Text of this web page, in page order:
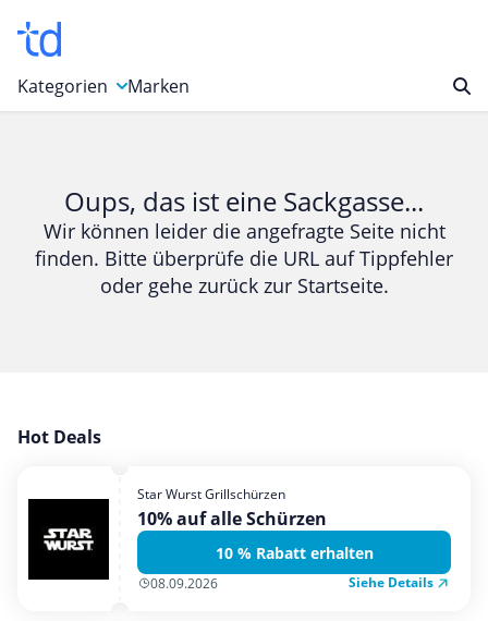
Kategorien
Bücher & Magazine
Computer & Elektronik
Entertainment & Media
Garten, Haushalt & Tiere
Mobilfunk & Internet
Mode & Accessoires
Shopping
Marken
Oups, das ist eine Sackgasse...
Wir können leider die angefragte Seite nicht
finden. Bitte überprüfe die URL auf Tippfehler
oder gehe zurück zur Startseite.
Hot Deals
Star Wurst Grillschürzen
10% auf alle Schürzen
10 % Rabatt erhalten
08.09.2026 Siehe Details